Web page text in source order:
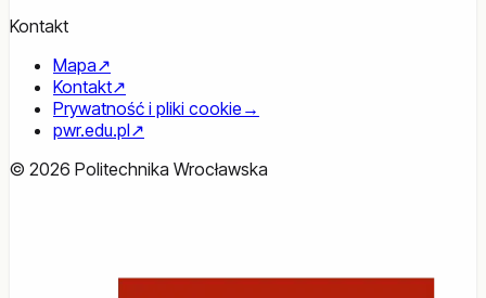
Kontakt
Mapa↗
Kontakt↗
Prywatność i pliki cookie →
pwr.edu.pl↗
© 2026 Politechnika Wrocławska